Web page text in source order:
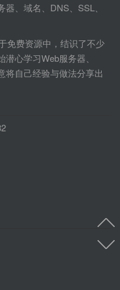
、域名、DNS、SSL、
免费资源中，结识了不少
心学习Web服务器、
将自己经验与做法分享出